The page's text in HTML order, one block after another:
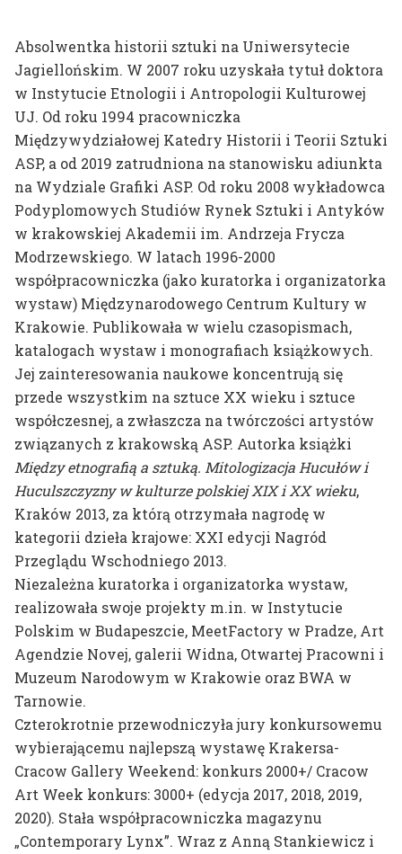
dr hab. prof. ASP
Aleksandra Toborowicz
dr Marlena Biczak
dr hab. prof. ASP
Mateusz Otręba
dr Tomasz Winiarski
Absolwentka historii sztuki na Uniwersytecie
Jagiellońskim. W 2007 roku uzyskała tytuł doktora
w Instytucie Etnologii i Antropologii Kulturowej
UJ. Od roku 1994 pracowniczka
Międzywydziałowej Katedry Historii i Teorii Sztuki
ASP, a od 2019 zatrudniona na stanowisku adiunkta
na Wydziale Grafiki ASP. Od roku 2008 wykładowca
Podyplomowych Studiów Rynek Sztuki i Antyków
w krakowskiej Akademii im. Andrzeja Frycza
Modrzewskiego. W latach 1996-2000
współpracowniczka (jako kuratorka i organizatorka
wystaw) Międzynarodowego Centrum Kultury w
Krakowie. Publikowała w wielu czasopismach,
katalogach wystaw i monografiach książkowych.
Jej zainteresowania naukowe koncentrują się
przede wszystkim na sztuce XX wieku i sztuce
współczesnej, a zwłaszcza na twórczości artystów
związanych z krakowską ASP. Autorka książki
Między etnografią a sztuką. Mitologizacja Hucułów i
Huculszczyzny w kulturze polskiej XIX i XX wieku,
Kraków 2013, za którą otrzymała nagrodę w
kategorii dzieła krajowe: XXI edycji Nagród
Przeglądu Wschodniego 2013.
Niezależna kuratorka i organizatorka wystaw,
realizowała swoje projekty m.in. w Instytucie
Polskim w Budapeszcie, MeetFactory w Pradze, Art
Agendzie Novej, galerii Widna, Otwartej Pracowni i
Muzeum Narodowym w Krakowie oraz BWA w
Tarnowie.
Czterokrotnie przewodniczyła jury konkursowemu
wybierającemu najlepszą wystawę Krakersa-
Cracow Gallery Weekend: konkurs 2000+/ Cracow
Art Week konkurs: 3000+ (edycja 2017, 2018, 2019,
2020). Stała współpracowniczka magazynu
„Contemporary Lynx”. Wraz z Anną Stankiewicz i